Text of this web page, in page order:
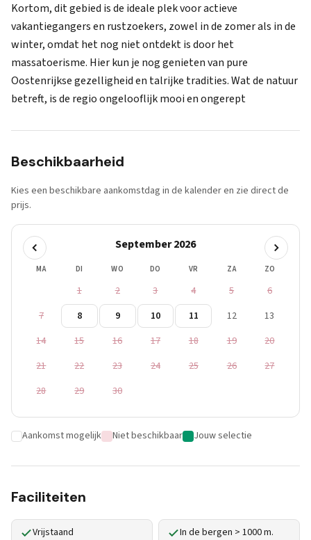
Kortom, dit gebied is de ideale plek voor actieve
vakantiegangers en rustzoekers, zowel in de zomer als in de
winter, omdat het nog niet ontdekt is door het
massatoerisme. Hier kun je nog genieten van pure
Oostenrijkse gezelligheid en talrijke tradities. Wat de natuur
betreft, is de regio ongelooflijk mooi en ongerept
Beschikbaarheid
Kies een beschikbare aankomstdag in de kalender en zie direct de
prijs.
September 2026
MA DI WO DO VR ZA ZO
1 2 3 4 5
6
7
8 9 10 11 12
13
14
15 16 17 18 19
20
21
22 23 24 25 26
27
28
29 30
Aankomst mogelijk Niet beschikbaar Jouw selectie
Faciliteiten
Vrijstaand In de bergen > 1000 m.